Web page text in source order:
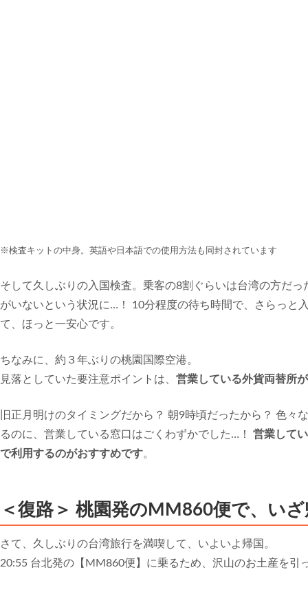
※検査キットの中身。英語や日本語での使用方法も同封されています
そして久しぶりの入国検査。乗客の8割ぐらいは台湾の方だ
がいないという状況に…！ 10分程度の待ち時間で、さらっと
て、ほっと一安心です。
ちなみに、約３年ぶりの桃園国際空港。
見落としていた要注意ポイントは、 営業している外貨両替所
旧正月明けのタイミングだから？ 朝9時頃だったから？ 色々
るのに、営業している窓口はごくわずかでした…！ 営業して
で利用するのがおすすめです。
＜復路＞ 桃園発のMM860便で、い
さて、久しぶりの台湾旅行を満喫して、いよいよ帰国。
20:55 台北発の【MM860便】に乗るため、沢山のお土産を引